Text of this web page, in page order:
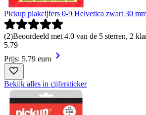
Pickup plakcijfers 0-9 Helvetica zwart 30
(2)Beoordeeld met 4.0 van de 5 sterren, 2
5.79
Prijs: 5.79 euro
Bekijk alles in cijfersticker